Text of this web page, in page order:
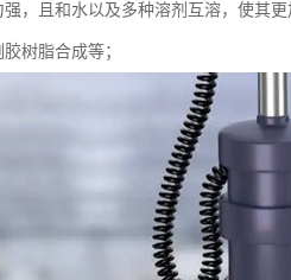
，且和水以及多种溶剂互溶，使其
树脂合成等；